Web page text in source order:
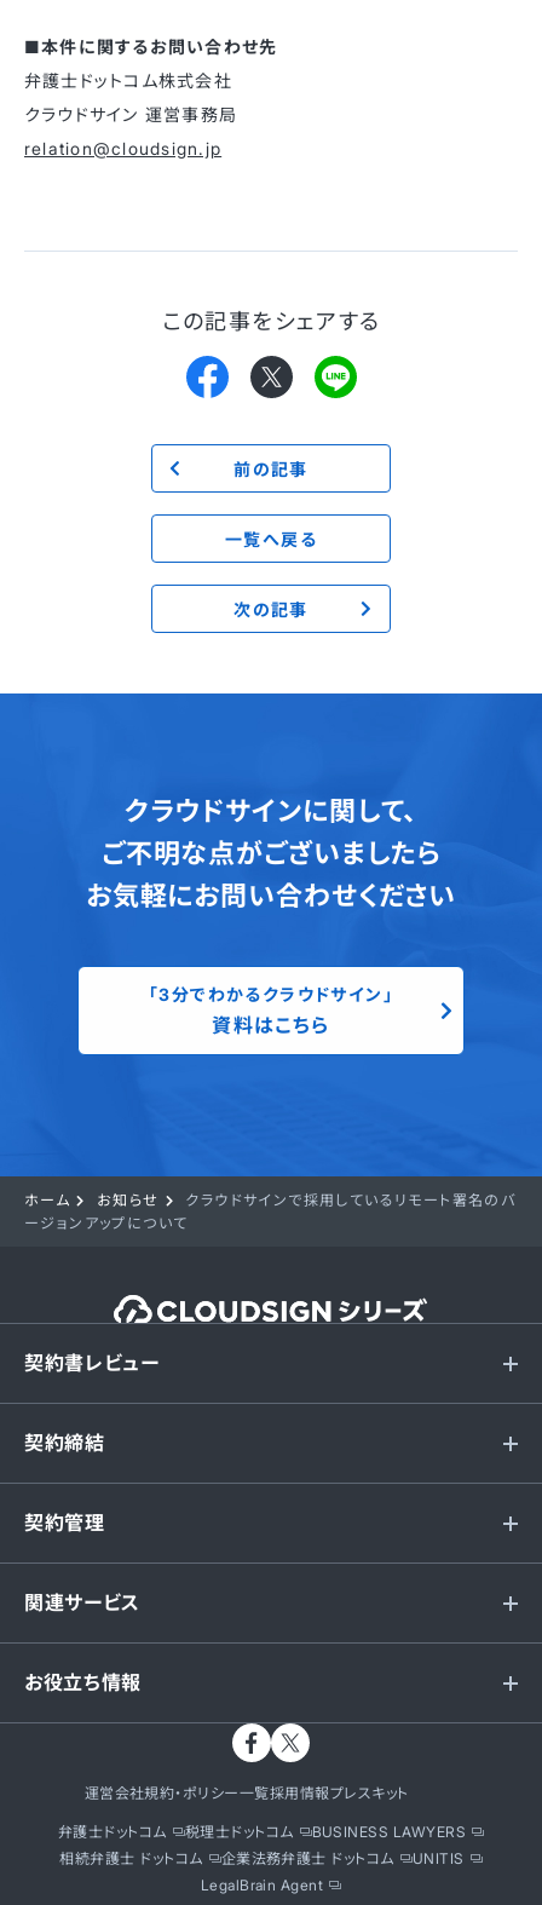
■本件に関するお問い合わせ先
弁護士ドットコム株式会社
クラウドサイン 運営事務局
relation@cloudsign.jp
この記事をシェアする
前の記事
一覧へ戻る
次の記事
クラウドサインに関して、
ご不明な点がございましたら
お気軽にお問い合わせください
「3分でわかるクラウドサイン」
資料はこちら
ホーム お知らせ
クラウドサインで採用しているリモート署名のバ
ージョンアップについて
契約書レビュー
契約締結
契約管理
関連サービス
お役立ち情報
運営会社規約・ポリシー一覧採用情報プレスキット
弁護士ドットコム 税理士ドットコム
BUSINESS LAWYERS
相続弁護士 ドットコム
企業法務弁護士 ドットコム
UNITIS
LegalBrain Agent